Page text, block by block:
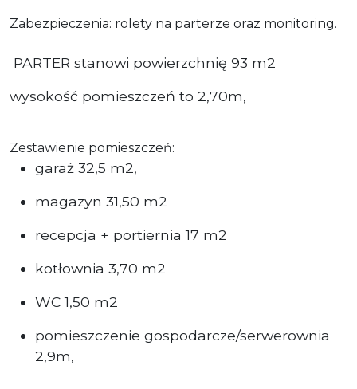
Zabezpieczenia: rolety na parterze oraz monitoring.
PARTER stanowi powierzchnię 93 m2
wysokość pomieszczeń to 2,70m,
Zestawienie pomieszczeń:
garaż 32,5 m2,
magazyn 31,50 m2
recepcja + portiernia 17 m2
kotłownia 3,70 m2
WC 1,50 m2
pomieszczenie gospodarcze/serwerownia
2,9m,